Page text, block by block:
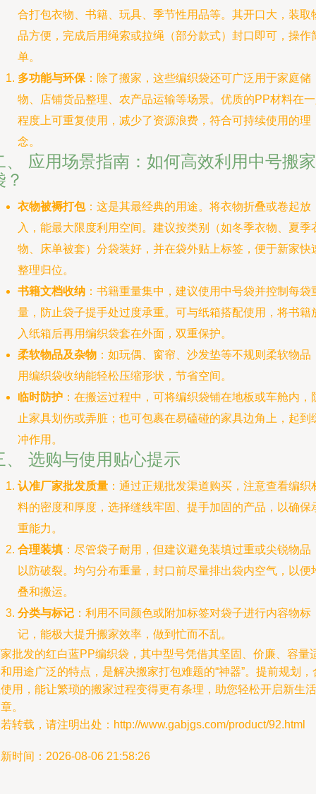
合打包衣物、书籍、玩具、季节性用品等。其开口大，装取
品方便，完成后用绳索或拉绳（部分款式）封口即可，操作
单。
多功能与环保 ：除了搬家，这些编织袋还可广泛用于家庭储
物、店铺货品整理、农产品运输等场景。优质的PP材料在
程度上可重复使用，减少了资源浪费，符合可持续使用的理
念。
、 应用场景指南：如何高效利用中号搬家
？
衣物被褥打包：这是其最经典的用途。将衣物折叠或卷起放
入，能最大限度利用空间。建议按类别（如冬季衣物、夏季
物、床单被套）分袋装好，并在袋外贴上标签，便于新家快
整理归位。
书籍文档收纳 ：书籍重量集中，建议使用中号袋并控制每袋
量，防止袋子提手处过度承重。可与纸箱搭配使用，将书籍
入纸箱后再用编织袋套在外面，双重保护。
柔软物品及杂物 ：如玩偶、窗帘、沙发垫等不规则柔软物品
用编织袋收纳能轻松压缩形状，节省空间。
临时防护 ：在搬运过程中，可将编织袋铺在地板或车舱内，
止家具划伤或弄脏；也可包裹在易磕碰的家具边角上，起到
冲作用。
、 选购与使用贴心提示
认准厂家批发质量 ：通过正规批发渠道购买，注意查看编织
料的密度和厚度，选择缝线牢固、提手加固的产品，以确保
重能力。
合理装填 ：尽管袋子耐用，但建议避免装填过重或尖锐物品
以防破裂。均匀分布重量，封口前尽量排出袋内空气，以便
叠和搬运。
分类与标记 ：利用不同颜色或附加标签对袋子进行内容物标
记，能极大提升搬家效率，做到忙而不乱。
批发的红白蓝PP编织袋，其中型号凭借其坚固、价廉、容量
用途广泛的特点，是解决搬家打包难题的“神器”。提前规划，
用，能让繁琐的搬家过程变得更有条理，助您轻松开启新生活
。
转载，请注明出处：http://www.gabjgs.com/product/92.html
时间：2026-08-06 21:58:26